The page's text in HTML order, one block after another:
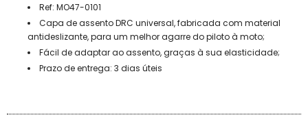
Ref: MO47-0101
Capa de assento DRC universal, fabricada com material
antideslizante, para um melhor agarre do piloto à moto;
Fácil de adaptar ao assento, graças à sua elasticidade;
Prazo de entrega: 3 dias úteis